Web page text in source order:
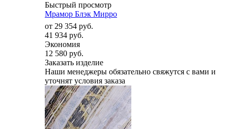
Быстрый просмотр
Мрамор Блэк Мирро
от 29 354 руб.
41 934 руб.
Экономия
12 580 руб.
Заказать изделие
Наши менеджеры обязательно свяжутся с вами и
уточнят условия заказа